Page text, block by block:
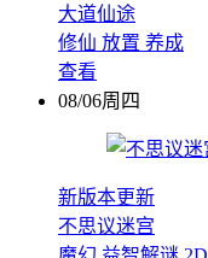
大道仙途
修仙 放置 养成
查看
08/06周四
新版本更新
不思议迷宫